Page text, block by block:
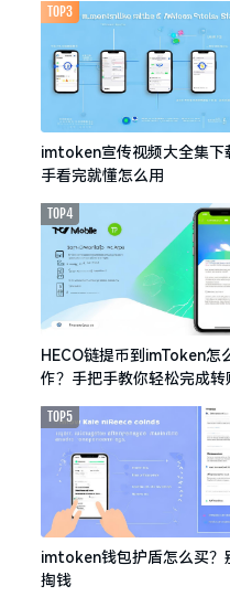
imtoken宣传视频大全集下
手看完就懂怎么用
TOP3
HECO链提币到imToken怎
作？手把手教你轻松完成转
TOP4
imtoken钱包护盾怎么买？
掏钱
TOP5